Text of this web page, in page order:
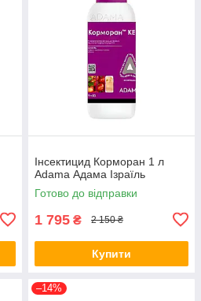
Інсектицид Корморан 1 л
Аdama Адама Ізраїль
Готово до відправки
1 795 ₴ 2 150 ₴
Купити
–14%